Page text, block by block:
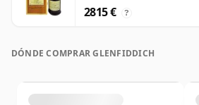
2815 € ?
DÓNDE COMPRAR GLENFIDDICH